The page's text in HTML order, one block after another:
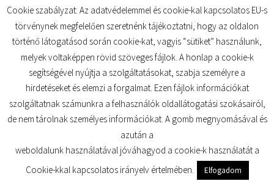
© TUDATKULCS 2026
Cookie szabályzat: Az adatvédelemmel és cookie-kal kapcsolatos EU-s
törvénynek megfelelően szeretnénk tájékoztatni, hogy az oldalon
történő látogatásod során cookie-kat, vagyis “sütiket” használunk,
melyek voltaképpen rövid szöveges fájlok. A honlap a cookie-k
segítségével nyújtja a szolgáltatásokat, szabja személyre a
hirdetéseket és elemzi a forgalmat. Ezen fájlok információkat
szolgáltatnak számunkra a felhasználók oldallátogatási szokásairól,
de nem tárolnak személyes információkat. A gomb megnyomásával és
azután a
weboldalunk használatával jóváhagyod a cookie-k használatát a
Cookie-kkal kapcsolatos irányelv értelmében.
Elfogadom